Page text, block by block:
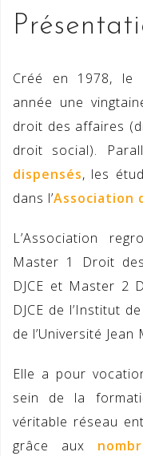
Créé en 1978, le
année une
droit des affaires
droit social).
dispensés, les
dans l’Association
L’Association
Master 1 Droit
DJCE et Master 2
DJCE de l’Institut
de l’Université Jean
Elle a pour
sein de la
véritable réseau
grâce aux